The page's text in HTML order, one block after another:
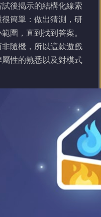
後揭示的結構化線索
簡單：做出猜測，研
圍，直到找到答案。
隨機，所以這款遊戲
性的熟悉以及對模式